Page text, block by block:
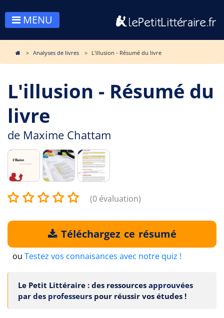
MENU
Analyses de livres L'illusion - Résumé du livre
L'illusion - Résumé du
livre
de Maxime Chattam
(0 évaluation)
Téléchargez ce résumé
ou Testez vos connaisances avec notre quiz !
Le Petit Littéraire : des ressources approuvées
par des professeurs pour réussir vos études !